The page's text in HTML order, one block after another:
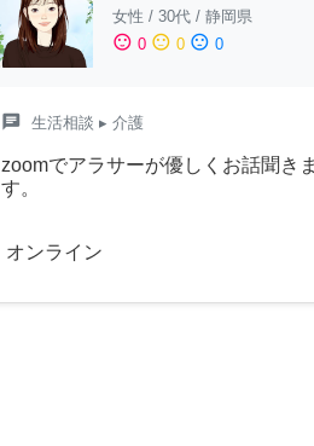
女性 / 30代 / 静岡県
sentiment_satisfied 0 sentiment_neutral 0 sentiment_dissatisfied 0
chat 生活相談 ▸ 介護
zoomでアラサーが優しくお話聞き
す。
オンライン